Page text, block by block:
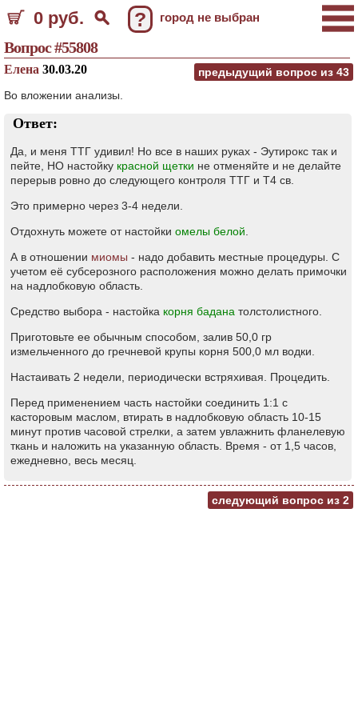
0 руб. ? город не выбран
Вопрос #55808
предыдущий вопрос из 43
Елена 30.03.20
Во вложении анализы.
Ответ:
Да, и меня ТТГ удивил! Но все в наших руках - Эутирокс так и
пейте, НО настойку красной щетки не отменяйте и не делайте
перерыв ровно до следующего контроля ТТГ и Т4 св.
Это примерно через 3-4 недели.
Отдохнуть можете от настойки омелы белой
А в отношении миомы - надо добавить местные процедуры. С
учетом её субсерозного расположения можно делать примочки
на надлобковую область.
Средство выбора - настойка корня бадана толстолистного.
Приготовьте ее обычным способом, залив 50,0 гр
измельченного до гречневой крупы корня 500,0 мл водки.
Настаивать 2 недели, периодически встряхивая. Процедить.
Перед применением часть настойки соединить 1:1 с
касторовым маслом, втирать в надлобковую область 10-15
минут против часовой стрелки, а затем увлажнить фланелевую
ткань и наложить на указанную область. Время - от 1,5 часов,
ежедневно, весь месяц.
следующий вопрос из 2